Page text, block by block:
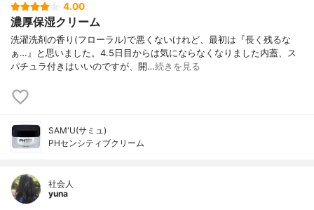
4.00
濃厚保湿クリーム
洗濯洗剤の香り(フローラル)で悪くないけれど、最初は『長く残るな
ぁ…』と思いました。4.5日目からは気にならなくなりました内蓋、ス
パチュラ付きはいいのですが、開…続きを見る
SAM'U(サミュ)
PHセンシティブクリーム
社会人
yuna